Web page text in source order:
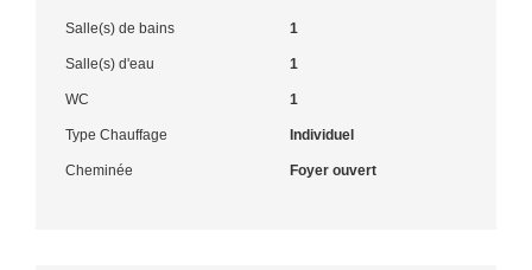
Salle(s) de bains 1
Salle(s) d'eau 1
WC 1
Type Chauffage Individuel
Cheminée Foyer ouvert